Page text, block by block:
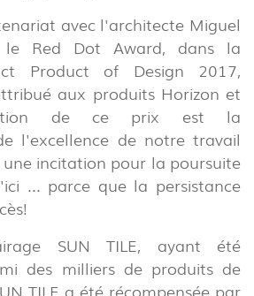
avec l'architecte Miguel
Red Dot Award, dans la
Product of Design 2017,
aux produits Horizon et
de ce prix est la
l'excellence de notre travail
incitation pour la poursuite
... parce que la persistance
SUN TILE, ayant été
des milliers de produits de
TILE a été récompensée par